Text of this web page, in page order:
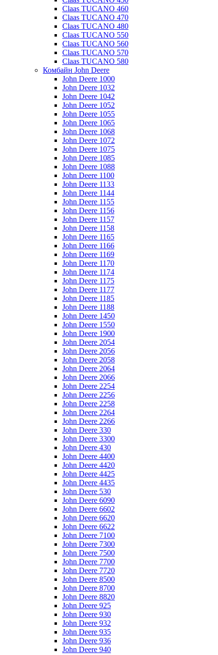
Claas TUCANO 460
Claas TUCANO 470
Claas TUCANO 480
Claas TUCANO 550
Claas TUCANO 560
Claas TUCANO 570
Claas TUCANO 580
Комбайн John Deere
John Deere 1000
John Deere 1032
John Deere 1042
John Deere 1052
John Deere 1055
John Deere 1065
John Deere 1068
John Deere 1072
John Deere 1075
John Deere 1085
John Deere 1088
John Deere 1100
John Deere 1133
John Deere 1144
John Deere 1155
John Deere 1156
John Deere 1157
John Deere 1158
John Deere 1165
John Deere 1166
John Deere 1169
John Deere 1170
John Deere 1174
John Deere 1175
John Deere 1177
John Deere 1185
John Deere 1188
John Deere 1450
John Deere 1550
John Deere 1900
John Deere 2054
John Deere 2056
John Deere 2058
John Deere 2064
John Deere 2066
John Deere 2254
John Deere 2256
John Deere 2258
John Deere 2264
John Deere 2266
John Deere 330
John Deere 3300
John Deere 430
John Deere 4400
John Deere 4420
John Deere 4425
John Deere 4435
John Deere 530
John Deere 6090
John Deere 6602
John Deere 6620
John Deere 6622
John Deere 7100
John Deere 7300
John Deere 7500
John Deere 7700
John Deere 7720
John Deere 8500
John Deere 8700
John Deere 8820
John Deere 925
John Deere 930
John Deere 932
John Deere 935
John Deere 936
John Deere 940